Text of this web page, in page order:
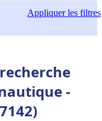
Appliquerles filtres
-